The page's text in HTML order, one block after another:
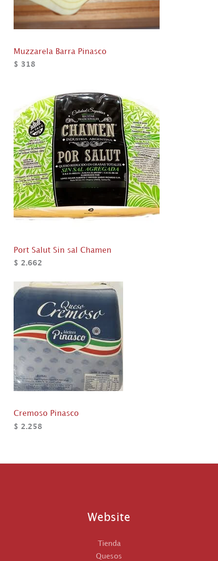
Muzzarela Barra Pinasco
$ 318
Port Salut Sin sal Chamen
$ 2.662
Cremoso Pinasco
$ 2.258
Website
Tienda
Quesos